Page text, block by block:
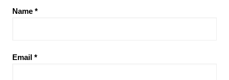
Name *
Email *